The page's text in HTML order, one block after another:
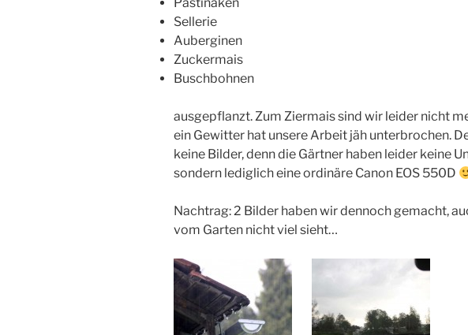
Sellerie
Auberginen
Zuckermais
Buschbohnen
ausgepflanzt. Zum Ziermais sind wir leider nicht
ein Gewitter hat unsere Arbeit jäh unterbrochen.
keine Bilder, denn die Gärtner haben leider keine
sondern lediglich eine ordinäre Canon EOS 550D
Nachtrag: 2 Bilder haben wir dennoch gemacht,
vom Garten nicht viel sieht…